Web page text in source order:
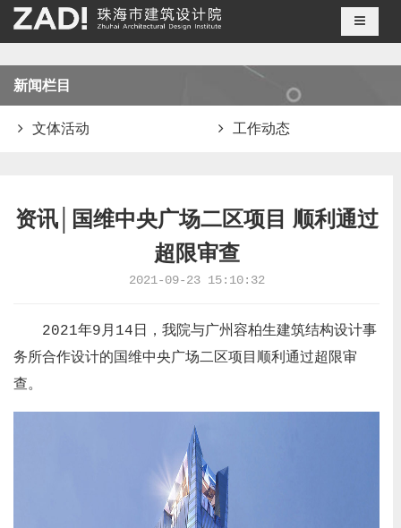
导航切
资讯│国维中央广场二区项目 顺利通过
超限审查
2021-09-23 15:10:32
2021年9月14日，我院与广州容柏生建筑结构设计事
务所合作设计的国维中央广场二区项目顺利通过超限审
查。
新闻栏目
文体活动 工作动态